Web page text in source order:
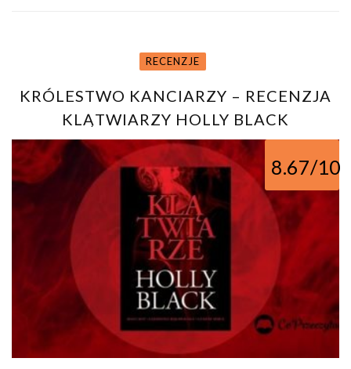
RECENZJE
KRÓLESTWO KANCIARZY – RECENZJA
KLĄTWIARZY HOLLY BLACK
8.67/10